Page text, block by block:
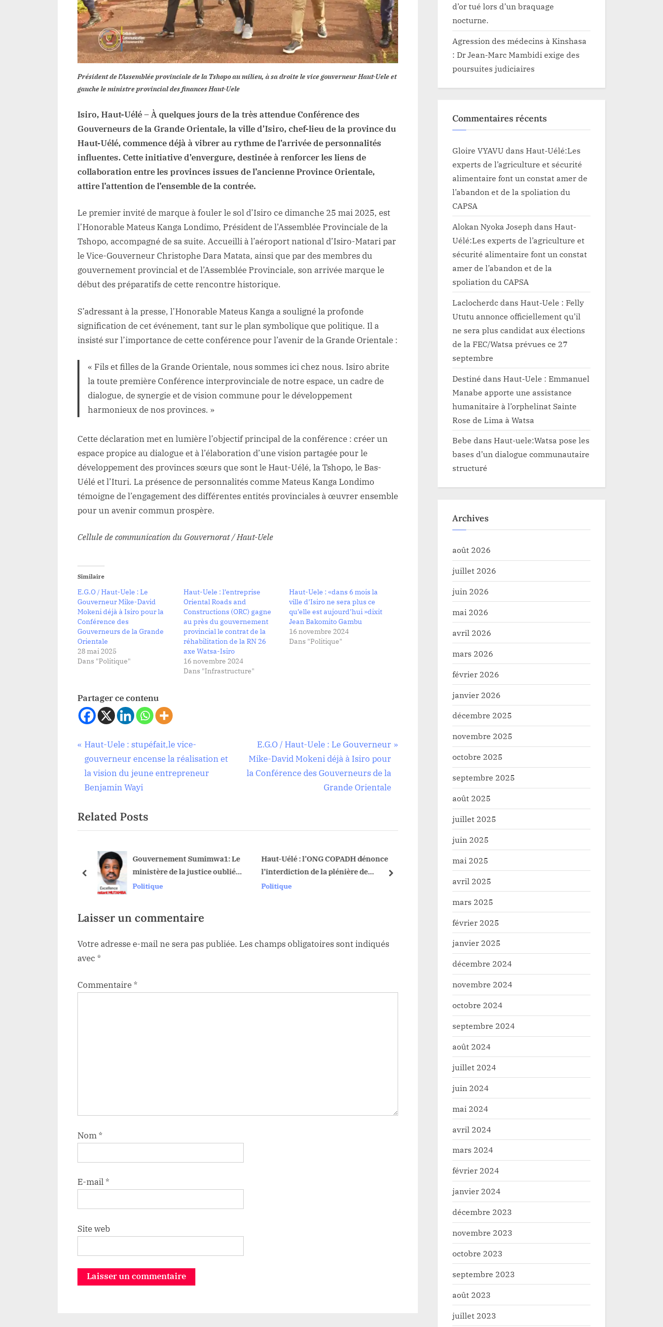
Président de l’Assemblée provinciale de la Tshopo au milieu, à sa droite le vice gouverneur Haut-Uele et
gauche le ministre provincial des finances Haut-Uele
Isiro, Haut-Uélé – À quelques jours de la très attendue Conférence des
Gouverneurs de la Grande Orientale, la ville d’Isiro, chef-lieu de la province du
Haut-Uélé, commence déjà à vibrer au rythme de l’arrivée de personnalités
influentes. Cette initiative d’envergure, destinée à renforcer les liens de
collaboration entre les provinces issues de l’ancienne Province Orientale,
attire l’attention de l’ensemble de la contrée.
Le premier invité de marque à fouler le sol d’Isiro ce dimanche 25 mai 2025, est
l’Honorable Mateus Kanga Londimo, Président de l’Assemblée Provinciale de la
Tshopo, accompagné de sa suite. Accueilli à l’aéroport national d’Isiro-Matari par
le Vice-Gouverneur Christophe Dara Matata, ainsi que par des membres du
gouvernement provincial et de l’Assemblée Provinciale, son arrivée marque le
début des préparatifs de cette rencontre historique.
S’adressant à la presse, l’Honorable Mateus Kanga a souligné la profonde
signification de cet événement, tant sur le plan symbolique que politique. Il a
insisté sur l’importance de cette conférence pour l’avenir de la Grande Orientale :
« Fils et filles de la Grande Orientale, nous sommes ici chez nous. Isiro abrite
la toute première Conférence interprovinciale de notre espace, un cadre de
dialogue, de synergie et de vision commune pour le développement
harmonieux de nos provinces. »
Cette déclaration met en lumière l’objectif principal de la conférence : créer un
espace propice au dialogue et à l’élaboration d’une vision partagée pour le
développement des provinces sœurs que sont le Haut-Uélé, la Tshopo, le Bas-
Uélé et l’Ituri. La présence de personnalités comme Mateus Kanga Londimo
témoigne de l’engagement des différentes entités provinciales à œuvrer ensemble
pour un avenir commun prospère.
Cellule de communication du Gouvernorat / Haut-Uele
Similaire
E.G.O / Haut-Uele : Le
Gouverneur Mike-David
Mokeni déjà à Isiro pour la
Conférence des
Gouverneurs de la Grande
Orientale
28 mai 2025
Dans "Politique"
Haut-Uele : l’entreprise
Oriental Roads and
Constructions (ORC) gagne
au près du gouvernement
provincial le contrat de la
réhabilitation de la RN 26
axe Watsa-Isiro
16 novembre 2024
Dans "Infrastructure"
Haut-Uele : «dans 6 mois la
ville d’Isiro ne sera plus ce
qu’elle est aujourd’hui »dixit
Jean Bakomito Gambu
16 novembre 2024
Dans "Politique"
Partager ce contenu
Politique
Navigation
de
l’article
P
r
e
v
o
u
o
:
Haut-Uele : stupéfait,le vice-
gouverneur encense la réalisation et
la vision du jeune entrepreneur
Benjamin Wayi
N
e
x
s
E.G.O / Haut-Uele : Le Gouverneur
Mike-David Mokeni déjà à Isiro pour
la Conférence des Gouverneurs de la
Grande Orientale
Related Posts
Gouvernement Sumimwa1: Le
ministère de la justice oublié
dans la lecture de
MUTAMBA
Politique
Haut-Uélé : l’ONG COPADH dénonce
l’interdiction de la plénière de
l’Assemblée provinciale et appelle au
Politique
Haut-Uélé:Les experts de l’agriculture
et sécurité alimentaire font un constat
amer de l’abandon et de la spoliation du
Développement
prev next
Laisser un commentaire
Votre adresse e-mail ne sera pas publiée. Les champs obligatoires sont indiqués
avec *
Commentaire*
Nom*
E-mail*
Site web
d’or tué lors d’un braquage
nocturne.
Agression des médecins à Kinshasa
: Dr Jean-Marc Mambidi exige des
poursuites judiciaires
Commentaires récents
Gloire VYAVU dans Haut-Uélé:Les
experts de l’agriculture et sécurité
alimentaire font un constat amer de
l’abandon et de la spoliation du
CAPSA
Alokan Nyoka Joseph dans Haut-
Uélé:Les experts de l’agriculture et
sécurité alimentaire font un constat
amer de l’abandon et de la
spoliation du CAPSA
Laclocherdcdans Haut-Uele : Felly
Ututu annonce officiellement qu’il
ne sera plus candidat aux élections
de la FEC/Watsa prévues ce 27
septembre
Destiné dans Haut-Uele : Emmanuel
Manabe apporte une assistance
humanitaire à l’orphelinat Sainte
Rose de Lima à Watsa
Bebe dans Haut-uele:Watsa pose les
bases d’un dialogue communautaire
structuré
Archives
août 2026
juillet 2026
juin 2026
mai 2026
avril 2026
mars 2026
février 2026
janvier 2026
décembre 2025
novembre 2025
octobre 2025
septembre 2025
août 2025
juillet 2025
juin 2025
mai 2025
avril 2025
mars 2025
février 2025
janvier 2025
décembre 2024
novembre 2024
octobre 2024
septembre 2024
août 2024
juillet 2024
juin 2024
mai 2024
avril 2024
mars 2024
février 2024
janvier 2024
décembre 2023
novembre 2023
octobre 2023
septembre 2023
août 2023
juillet 2023